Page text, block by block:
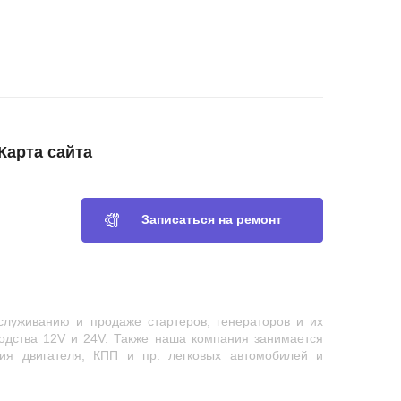
сайта
Записаться на ремонт
и продаже стартеров, генераторов и их
12V и 24V. Также наша компания занимается
двигателя, КПП и пр. легковых автомобилей и